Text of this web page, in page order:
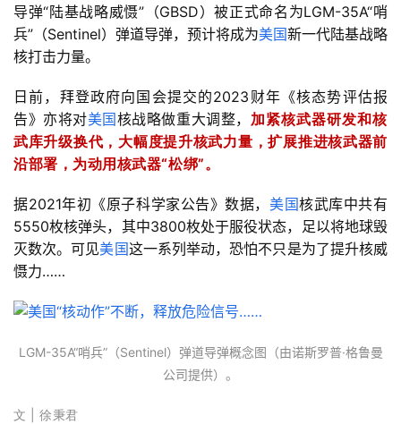
导弹“陆基战略威慑”（GBSD）被正式命名为LGM-35A“哨
兵”（Sentinel）弹道导弹，预计将成为美国新一代陆基战略
核打击力量。
日前，拜登政府向国会提交的2023财年《核态势评估报
告》亦将对美国核战略做重大调整， 加紧核武器研发和核
武库升级换代，大幅度提升核武力量，扩展推进核武器前
沿部署，为动用核武器“松绑”。
据2021年初《原子科学家公告》数据，美国核武库中共有
5550枚核弹头，其中3800枚处于服役状态，足以将地球毁
灭数次。可见美国这一系列举动，恐怕不只是为了提升核威
慑力……
LGM-35A“哨兵”（Sentinel）弹道导弹概念图（由诺斯罗普·格鲁曼
公司提供）。
文 | 徐秉君